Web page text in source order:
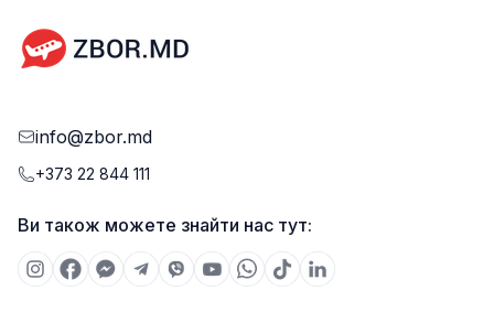
info@zbor.md
+373 22 844 111
Ви також можете знайти нас тут: